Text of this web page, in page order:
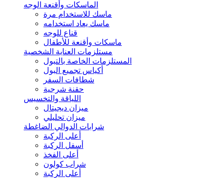
الماسكات وأقنعة الوجه
ماسك للاستخدام مرة
ماسك يعاد استخدامه
قناع للوجه
ماسكات وأقنعة للأطفال
مستلزمات العناية الشخصية
المستلزمات الخاصة بالتبول
أكياس تجميع البول
شطافات السفر
حقنة شرجية
اللياقة والتخسيس
ميزان ديجيتال
ميزان تحليلي
شرابات الدوالي الضاغطة
أعلى الركبة
أسفل الركبة
أعلى الفخذ
شراب كولون
أعلى الركبة